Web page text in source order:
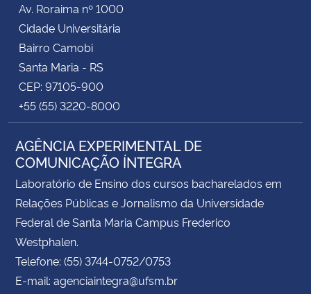
Av. Roraima nº 1000
Cidade Universitária
Bairro Camobi
Santa Maria - RS
CEP: 97105-900
+55 (55) 3220-8000
AGÊNCIA EXPERIMENTAL DE
COMUNICAÇÃO ÍNTEGRA
Laboratório de Ensino dos cursos bacharelados em
Relações Públicas e Jornalismo da Universidade
Federal de Santa Maria Campus Frederico
Westphalen.
Telefone: (55) 3744-0752/0753
E-mail: agenciaintegra@ufsm.br